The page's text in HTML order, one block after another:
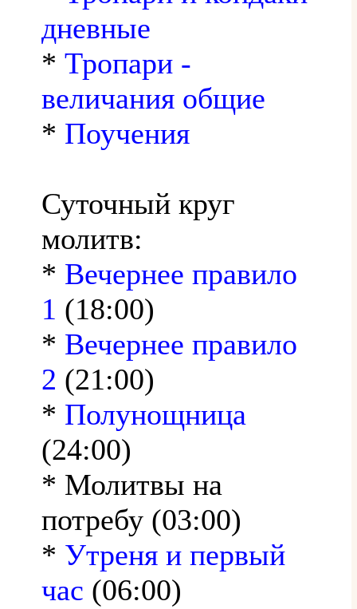
дневные
* Тропари -
величания общие
* Поучения
Суточный круг
молитв:
* Вечернее правило
1 (18:00)
* Вечернее правило
2 (21:00)
* Полунощница
(24:00)
* Молитвы на
потребу (03:00)
* Утреня и первый
час (06:00)